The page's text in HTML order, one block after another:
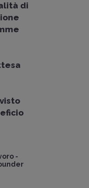
di
-